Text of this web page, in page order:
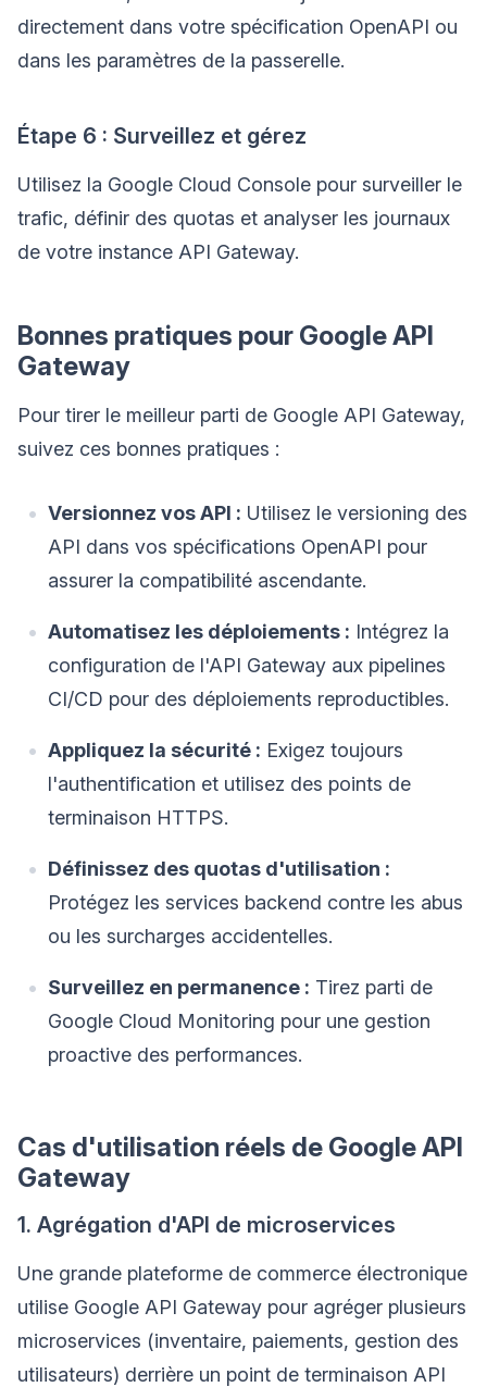
directement dans votre spécification OpenAPI ou
dans les paramètres de la passerelle.
Étape 6 : Surveillez et gérez
Utilisez la Google Cloud Console pour surveiller le
trafic, définir des quotas et analyser les journaux
de votre instance API Gateway.
Bonnes pratiques pour Google API
Gateway
Pour tirer le meilleur parti de Google API Gateway,
suivez ces bonnes pratiques :
Versionnez vos API : Utilisez le versioning des
API dans vos spécifications OpenAPI pour
assurer la compatibilité ascendante.
Automatisez les déploiements : Intégrez la
configuration de l'API Gateway aux pipelines
CI/CD pour des déploiements reproductibles.
Appliquez la sécurité : Exigez toujours
l'authentification et utilisez des points de
terminaison HTTPS.
Définissez des quotas d'utilisation :
Protégez les services backend contre les abus
ou les surcharges accidentelles.
Surveillez en permanence : Tirez parti de
Google Cloud Monitoring pour une gestion
proactive des performances.
Cas d'utilisation réels de Google API
Gateway
1. Agrégation d'API de microservices
Une grande plateforme de commerce électronique
utilise Google API Gateway pour agréger plusieurs
microservices (inventaire, paiements, gestion des
utilisateurs) derrière un point de terminaison API